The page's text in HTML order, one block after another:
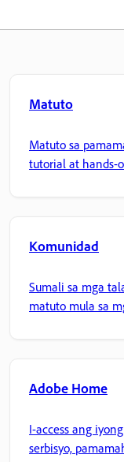
Matuto
Matuto sa
tutorial at hands-
Komunidad
Sumali sa mga
matuto mula sa
Adobe Home
I-access ang
serbisyo,